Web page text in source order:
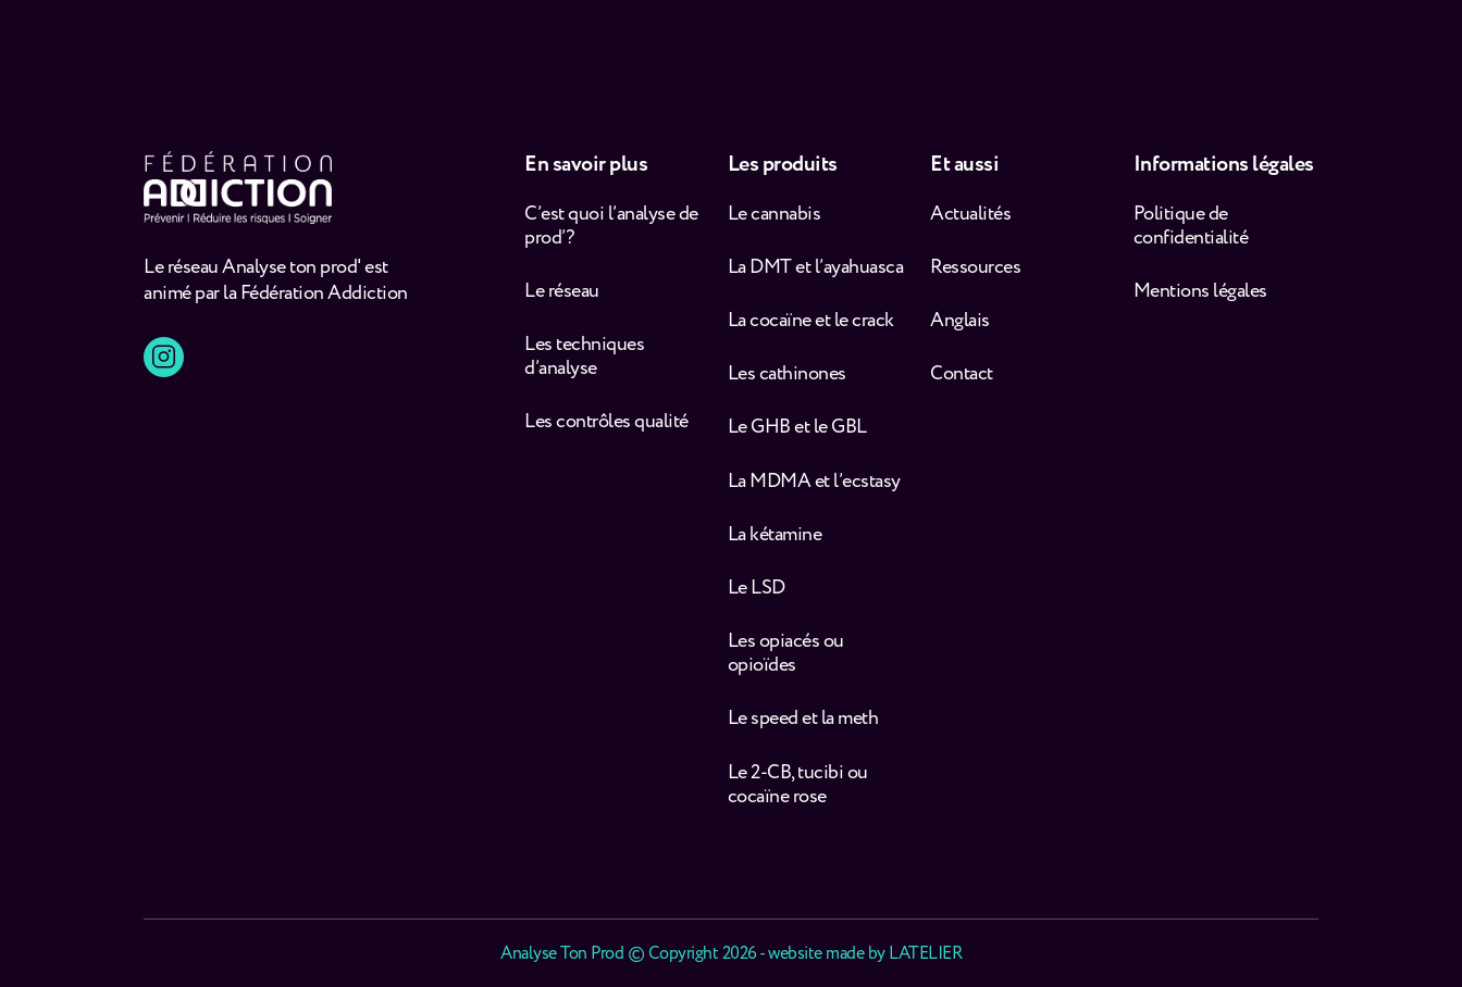
Le réseau Analyse ton prod' est
animé par la Fédération Addiction
En savoir plus
C’est quoi l’analyse de
prod’ ?
Le réseau
Les techniques
d’analyse
Les contrôles qualité
Les produits
Le cannabis
La DMT et l’ayahuasca
La cocaïne et le crack
Les cathinones
Le GHB et le GBL
La MDMA et l’ecstasy
La kétamine
Le LSD
Les opiacés ou
opioïdes
Le speed et la meth
Le 2-CB, tucibi ou
cocaïne rose
Et aussi
Actualités
Ressources
Anglais
Contact
Informations légales
Politique de
confidentialité
Mentions légales
Analyse Ton Prod © Copyright 2026 - website made byLATELIER